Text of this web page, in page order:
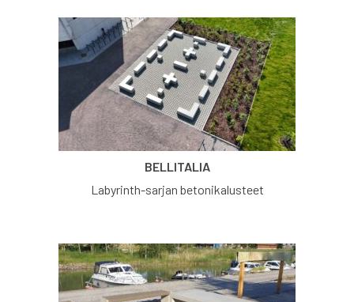
BELLITALIA
Labyrinth-sarjan betonikalusteet